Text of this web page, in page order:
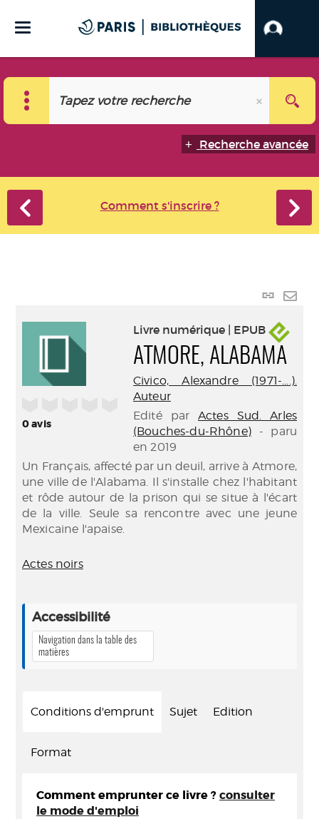
Recherche avancée
Comment s'inscrire ?
Lien
0avis
Livre numérique | EPUB
ATMORE, ALABAMA
Civico, Alexandre (1971-....).
Auteur
Edité parActes Sud. Arles
(Bouches-du-Rhône)- paru
en 2019
Un Français, affecté par un deuil, arrive à Atmore,
une ville de l'Alabama. Il s'installe chez l'habitant
et rôde autour de la prison qui se situe à l'écart
de la ville. Seule sa rencontre avec une jeune
Mexicaine l'apaise.
Actes noirs
Accessibilité
Navigation dans la table des
matières
Conditions d'emprunt Sujet Edition
Format
Comment emprunter ce livre ? consulter
le mode d'emploi